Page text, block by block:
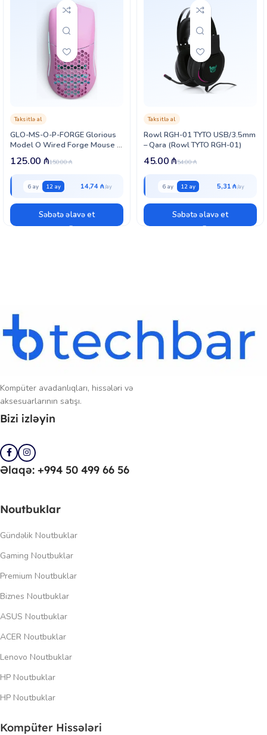
GLO-MS-O-P-FORGE Glorious
Model O Wired Forge Mouse –
Pink (GLO-MS-O-P-FORGE)
Taksitlə al
150.00₼
125.00 ₼
6 ay 12 ay 14,74 ₼
Səbətə əlavə et
Rowl RGH-01 TYTO USB/3.5mm
– Qara (Rowl TYTO RGH-01)
Taksitlə al
54.00₼
45.00₼
6 ay 12 ay 5,31 ₼
Səbətə əlavə et
Kompüter avadanlıqları, hissələri və
aksesuarlarının satışı.
Bizi izləyin
Əlaqə: +994 50 499 66 56
Noutbuklar
Gündəlik Noutbuklar
Gaming Noutbuklar
Premium Noutbuklar
Biznes Noutbuklar
ASUS Noutbuklar
ACER Noutbuklar
Lenovo Noutbuklar
HP Noutbuklar
HP Noutbuklar
Kompüter Hissələri